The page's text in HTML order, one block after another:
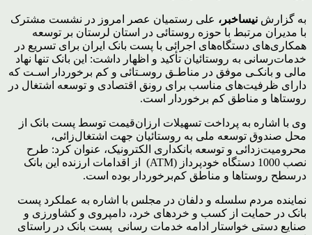
به گزارش نیساخبر، علی رستمیان عصر امروز در نشست مشترک
با مدیران مرتبط با حوزه روستائی در استان لرستان بر توسعه
همکاری‌های دستگاه‌های اجرائی با پست بانک ایران برای تسریع در
خدمات‌رسانی به روستائیان تأکید و اظهار داشت: این بانک تنها نهاد
مالی و بانکـی موفق در مناطـق روسـتائی و کم برخوردار اسـت که
دارای ظرفیت‌های مناسب برای رونق اقتصادی و توسعه اشتغال در
روستاها و مناطق کم برخوردار است.
وی با اشاره به پرداخت تسهیلات ارزان‌قیمت توسط پست بانک از
محل صندوق توسعه ملی به روستائیان جهت اشتغال‌زائی،
محرومیت‌زدائی و توسعه بانکداری الکترونیک، عنوان کرد: طرح
نصب 1000 دستگاه خودپرداز (ATM) از اقدامات ارزنده این بانک
درسطح روستاها و مناطق کم‌برخوردار بوده است.
نماینده مردم سلسله و دلفان در مجلس با اشاره به عملکرد پست
بانک در حمایت از کسب و خردهای خرد، دامپروی و کشاورزی و
صنایع دستی خواستار ادامه خدمات رسانی پست بانک در راستای